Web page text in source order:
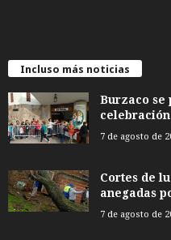
Incluso más noticias
Burzaco se
celebración
7 de agosto de
Cortes de
anegadas
7 de agosto de